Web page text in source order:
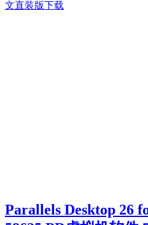
Parallels Desktop 26